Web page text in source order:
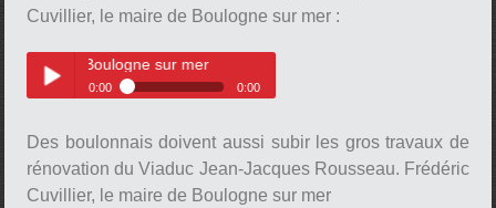
Cuvillier, le maire de Boulogne sur mer :
Play /
Boulogne sur mer
0:00 0:00
Boulogne sur mer
Des boulonnais doivent aussi subir les gros travaux de
rénovation du Viaduc Jean-Jacques Rousseau. Frédéric
Cuvillier, le maire de Boulogne sur mer